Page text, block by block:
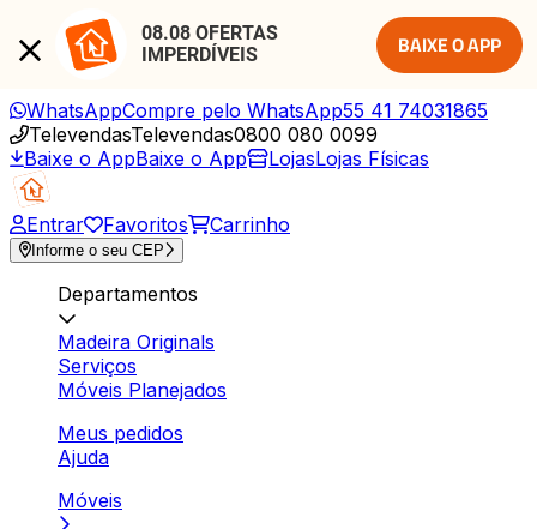
08.08 OFERTAS
IMPERDÍVEIS
BAIXE O APP
WhatsAppCompre pelo WhatsApp55 41 74031865
TelevendasTelevendas0800 080 0099
Baixe o AppBaixe o App LojasLojas Físicas
Entrar Favoritos Carrinho
Informe o seu CEP
Departamentos
Madeira Originals
Serviços
Móveis Planejados
Meus pedidos
Ajuda
Móveis